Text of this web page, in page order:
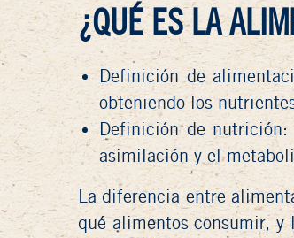
¿QUÉ ES LA
Definición de
obteniendo los
Definición de nutrición:
asimilación y el
La diferencia entre
qué alimentos consumir, y